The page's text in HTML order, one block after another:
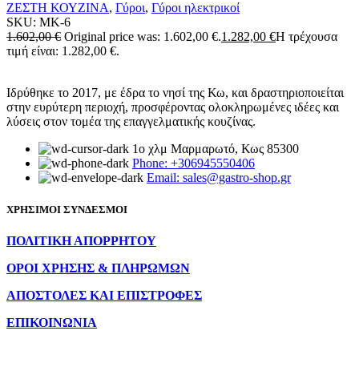
ΖΕΣΤΗ ΚΟΥΖΙΝΑ, Γύροι, Γύροι ηλεκτρικοί
SKU: MK-6
1.602,00€ Original price was: 1.602,00 €.1.282,00 €Η τρέχουσα
τιμή είναι: 1.282,00 €.
Ιδρύθηκε το 2017, με έδρα το νησί της Κω, και δραστηριοποιείται
στην ευρύτερη περιοχή, προσφέροντας ολοκληρωμένες ιδέες και
λύσεις στον τομέα της επαγγελματικής κουζίνας.
1ο χλμ Μαρμαρωτό, Κως 85300
Phone: +306945550406
Email: sales@gastro-shop.gr
ΧΡΗΣΙΜΟΙ ΣΥΝΔΕΣΜΟΙ
ΠΟΛΙΤΙΚΗ ΑΠΟΡΡΗΤΟΥ
ΟΡΟΙ ΧΡΗΣΗΣ & ΠΛΗΡΩΜΩΝ
ΑΠΟΣΤΟΛΕΣ ΚΑΙ ΕΠΙΣΤΡΟΦΕΣ
ΕΠΙΚΟΙΝΩΝΙΑ